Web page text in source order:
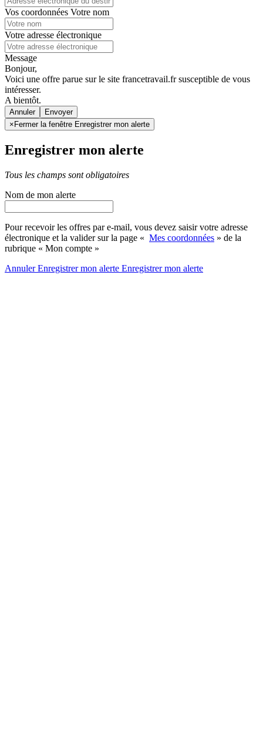
Vos coordonnées Votre nom
Votre adresse électronique
Message
Bonjour,
Voici une offre parue sur le site francetravail.fr susceptible de vous
intéresser.
A bientôt.
Annuler
× Fermer la fenêtre Enregistrer mon alerte
Enregistrer mon alerte
Tous les champs sont obligatoires
Nom de mon alerte
Pour recevoir les offres par e-mail, vous devez saisir votre adresse
électronique et la valider sur la page « Mes coordonnées » de la
rubrique « Mon compte »
AnnulerEnregistrer mon alerte Enregistrermon alerte